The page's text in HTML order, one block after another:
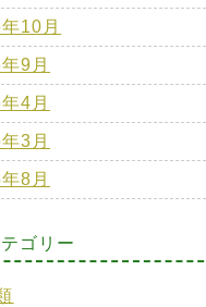
10月
9月
4月
3月
8月
ゴリー